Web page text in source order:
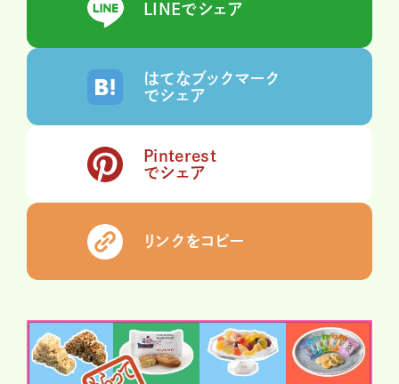
LINEでシェア
はてなブックマーク
でシェア
Pinterest
でシェア
リンクをコピー